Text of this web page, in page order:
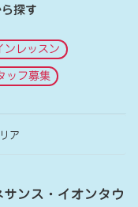
探す
ンレッスン
ッフ募集
ア
ンス・イオンタウ